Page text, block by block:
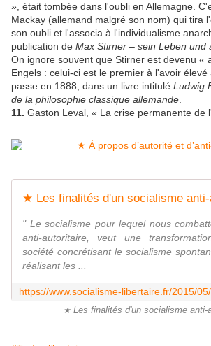
», était tombée dans l'oubli en Allemagne.
Mackay (allemand malgré son nom) qui tira
son oubli et l'associa à l'individualisme
publication de Max Stirner – sein Leben und
On ignore souvent que Stirner est devenu «
Engels : celui-ci est le premier à l'avoir
passe en 1888, dans un livre intitulé Ludwig
de la philosophie classique allemande
11. Gaston Leval, « La crise permanente de
" Le socialisme pour lequel nous
anti-autoritaire, veut une
société concrétisant le socialisme
réalisant les ...
★ Les finalités d'un socialisme anti-